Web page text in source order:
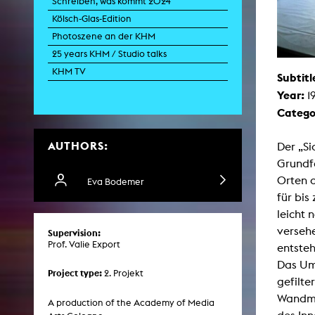
Kölsch-Glas-Edition
Photoszene an der KHM
25 years KHM / Studio talks
KHM TV
AUTHORS:
Eva Bodemer
Supervision:
Prof. Valie Export
Project type: 2. Projekt
A production of the Academy of Media
Year:
Der
Orten
für bis
leicht
Das
Video
Case –